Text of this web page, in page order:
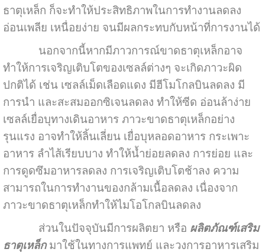
ธาตุเหล็ก ก็จะทำให้ประสิทธิภาพในการทำงานลดลง
อ่อนเพลีย เหนื่อยง่าย จนมีผลกระทบกับหน้าที่การงานได้
นอกจากนี้หากมีภาวการณ์ขาดธาตุเหล็กอาจ
ทำให้การเจริญเติบโตของเซลล์ต่างๆ จะเกิดภาวะผิด
ปกติได้ เช่น เซลล์เม็ดเลือดแดง มีฮีโมโกลบินลดลง มี
การนำ และสะสมออกซิเจนลดลง ทำให้ซีด อ่อนล้าง่าย
เซลล์เยื่อบุทางเดินอาหาร ภาวะขาดธาตุเหล็กอย่าง
รุนแรง อาจทำให้ลิ้นเลี่ยน เยื่อบุหลอดอาหาร กระเพาะ
อาหาร ลำไส้เรียบบาง ทำให้น้ำย่อยลดลง การย่อย และ
การดูดซึมอาหารลดลง การเจริญเติบโตช้าลง ความ
สามารถในการทำงานของกล้ามเนื้อลดลง เนื่องจาก
ภาวะขาดธาตุเหล็กทำให้ไมโอโกลบินลดลง
ส่วนในปัจจุบันมีการผลิตยา หรือ ผลิตภัณฑ์เสริม
ธาตุเหล็ก มาใช้ในทางการแพทย์ และวงการอาหารเสริม